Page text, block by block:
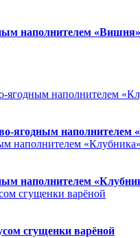
наполнителем «Вишня»
ягодным наполнителем
наполнителем
сгущенки варёной